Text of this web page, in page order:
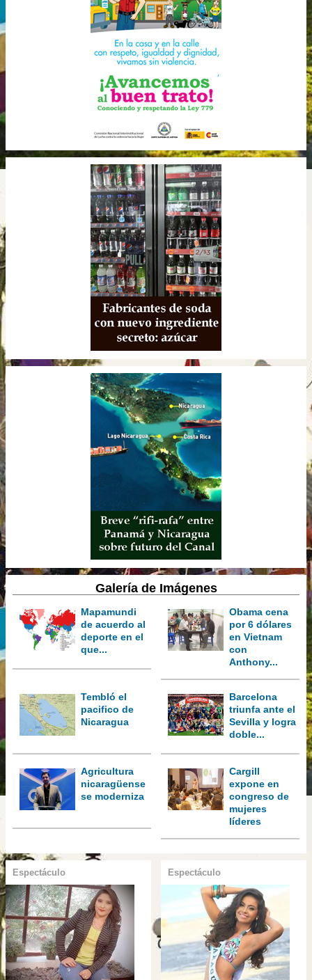
Galería de Imágenes
Mapamundi
de acuerdo al
deporte en el
que...
Obama cena
por 6 dólares
en Vietnam
con
Anthony...
Tembló el
pacifico de
Nicaragua
Barcelona
triunfa ante el
Sevilla y logra
doble...
Agricultura
nicaragüense
se moderniza
Cargill
expone en
congreso de
mujeres
líderes
Espectáculo Espectáculo